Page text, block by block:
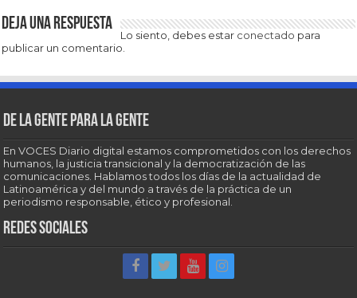
Deja una respuesta
Lo siento, debes estar conectado para
publicar un comentario.
De la gente para la gente
En VOCES Diario digital estamos comprometidos con los derechos
humanos, la justicia transicional y la democratización de las
comunicaciones. Hablamos todos los días de la actualidad de
Latinoamérica y del mundo a través de la práctica de un
periodismo responsable, ético y profesional.
Redes sociales